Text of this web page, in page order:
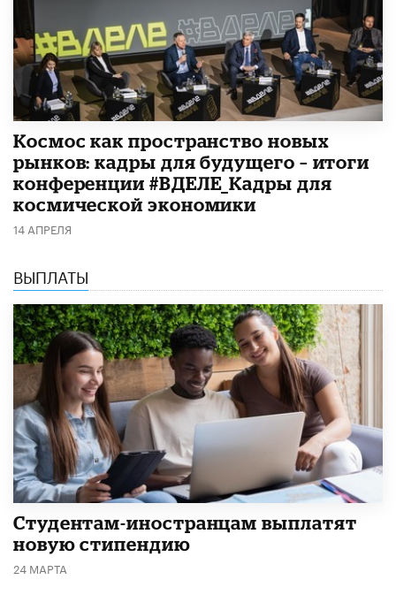
Космос как пространство новых
рынков: кадры для будущего – итоги
конференции #ВДЕЛЕ_Кадры для
космической экономики
14 АПРЕЛЯ
ВЫПЛАТЫ
Студентам-иностранцам выплатят
новую стипендию
24 МАРТА